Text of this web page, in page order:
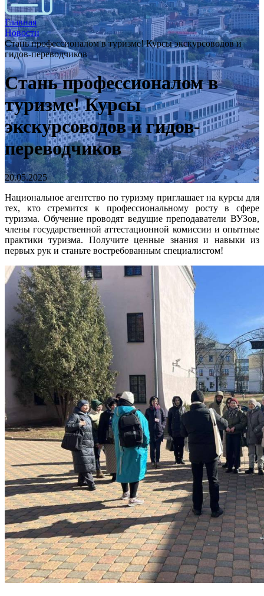
Главная
Новости
Стань профессионалом в туризме! Курсы экскурсоводов и
гидов-переводчиков
Стань профессионалом в
туризме! Курсы
экскурсоводов и гидов-
переводчиков
20.05.2025
Национальное агентство по туризму приглашает на курсы для
тех, кто стремится к профессиональному росту в сфере
туризма. Обучение проводят ведущие преподаватели ВУЗов,
члены государственной аттестационной комиссии и опытные
практики туризма. Получите ценные знания и навыки из
первых рук и станьте востребованным специалистом!